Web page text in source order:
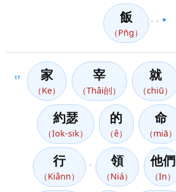
飯
（Pn̄g）
。」 ▶️
17 家
（Ke）
宰
（Thâi刣）
就
（chiū）
約瑟
（Iok-sik）
的
（ê）
命
（miā）
行
（Kiânn）
領
（Niá）
他們
（In）